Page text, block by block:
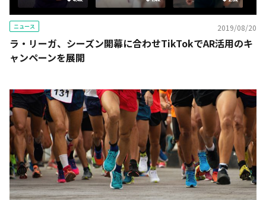
ニュース 2019/08/20
ラ・リーガ、シーズン開幕に合わせTikTokでAR活用のキ
ャンペーンを展開